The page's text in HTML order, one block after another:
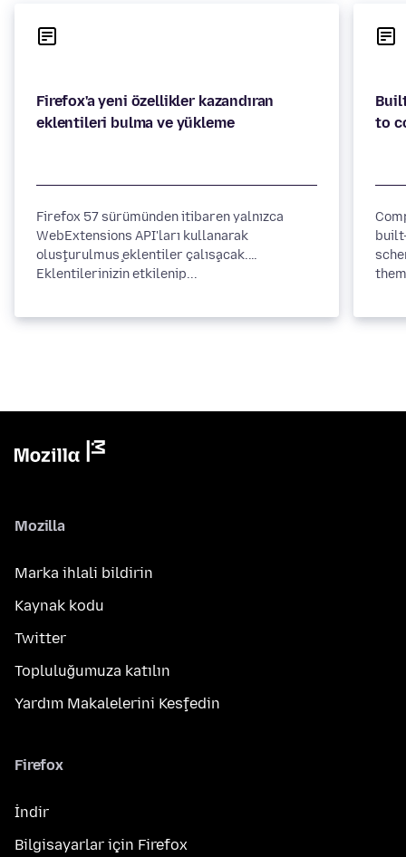
Firefox'a yeni özellikler kazandıran
eklentileri bulma ve yükleme
Firefox 57 sürümünden itibaren yalnızca
WebExtensions API'ları kullanarak
oluşturulmuş eklentiler çalışacak.
Eklentilerinizin etkilenip...
Mozilla
Marka ihlali bildirin
Kaynak kodu
Twitter
Topluluğumuza katılın
Yardım Makalelerini Keşfedin
Firefox
İndir
Bilgisayarlar için Firefox